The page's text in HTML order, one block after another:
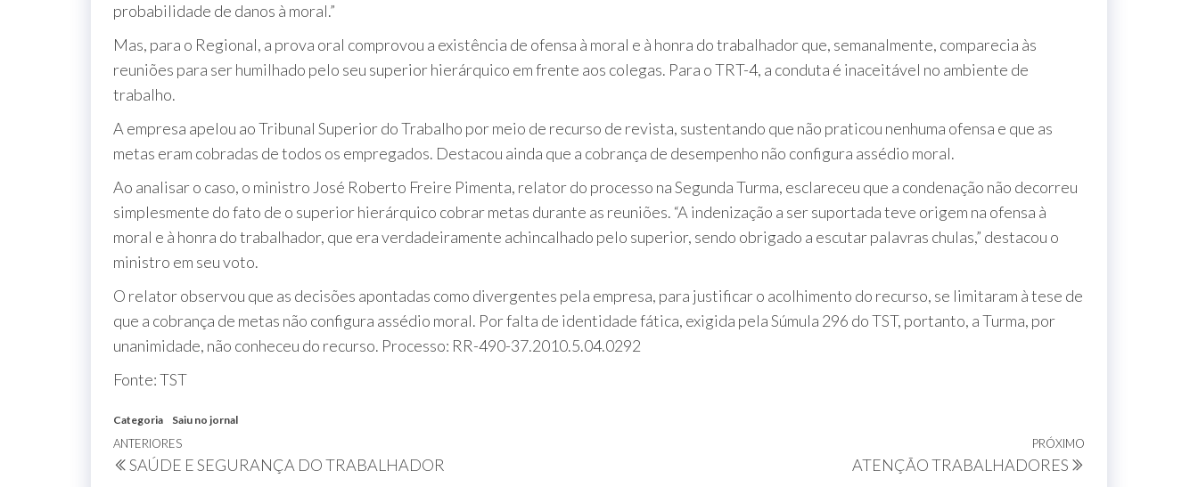
probabilidade de danos à moral.”
Mas, para o Regional, a prova oral comprovou a existência de ofensa à moral e à honra do trabalhador que, semanalmente, comparecia às
reuniões para ser humilhado pelo seu superior hierárquico em frente aos colegas. Para o TRT-4, a conduta é inaceitável no ambiente de
trabalho.
A empresa apelou ao Tribunal Superior do Trabalho por meio de recurso de revista, sustentando que não praticou nenhuma ofensa e que as
metas eram cobradas de todos os empregados. Destacou ainda que a cobrança de desempenho não configura assédio moral.
Ao analisar o caso, o ministro José Roberto Freire Pimenta, relator do processo na Segunda Turma, esclareceu que a condenação não decorreu
simplesmente do fato de o superior hierárquico cobrar metas durante as reuniões. “A indenização a ser suportada teve origem na ofensa à
moral e à honra do trabalhador, que era verdadeiramente achincalhado pelo superior, sendo obrigado a escutar palavras chulas,” destacou o
ministro em seu voto.
O relator observou que as decisões apontadas como divergentes pela empresa, para justificar o acolhimento do recurso, se limitaram à tese de
que a cobrança de metas não configura assédio moral. Por falta de identidade fática, exigida pela Súmula 296 do TST, portanto, a Turma, por
unanimidade, não conheceu do recurso. Processo: RR-490-37.2010.5.04.0292
Fonte: TST
Categoria Saiu no jornal
ANTERIORES
SAÚDE E SEGURANÇA DO TRABALHADOR
PRÓXIMO
ATENÇÃO TRABALHADORES